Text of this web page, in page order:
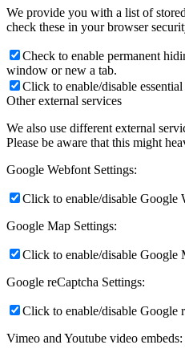
We provide you with a list of
check these in your browser
Check to enable permanent
window or new a tab.
Click to enable/disable
Other external services
We also use different external
Please be aware that this might
Google Webfont Settings:
Click to enable/disable Google
Google Map Settings:
Click to enable/disable Google
Google reCaptcha Settings:
Click to enable/disable Google
Vimeo and Youtube video embeds: